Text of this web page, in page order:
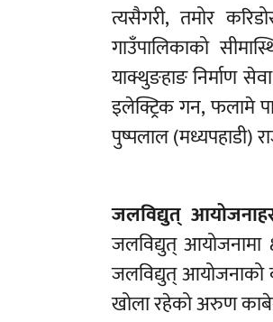
त्यसैगरी, तमोर
गाउँपालिकाको
याक्थुङहाङ निर्माण
इलेक्ट्रिक गन, फलामे
पुष्पलाल (मध्यपहाडी)
जलविद्युत्
जलविद्युत् आयोजनामा
जलविद्युत् आयोजनाको
खोला रहेको अरुण